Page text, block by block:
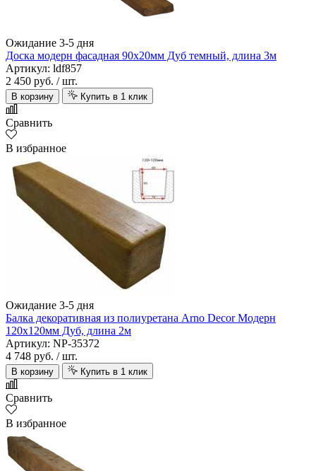
Ожидание 3-5 дня
Доска модерн фасадная 90х20мм Дуб темный, длина 3м
Артикул: ldf857
2 450 руб. / шт.
В корзину Купить в 1 клик
Сравнить
В избранное
Ожидание 3-5 дня
Балка декоративная из полиуретана Arno Decor Модерн
120х120мм Дуб, длина 2м
Артикул: NP-35372
4 748 руб. / шт.
В корзину Купить в 1 клик
Сравнить
В избранное